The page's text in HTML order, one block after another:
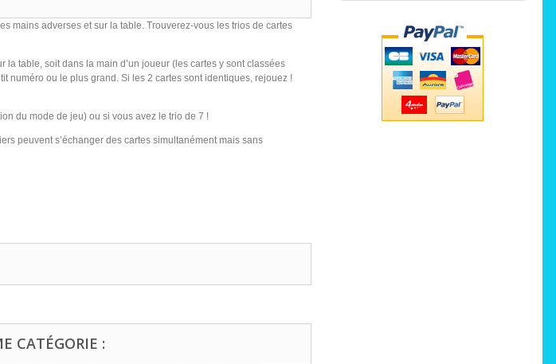
mains adverses et sur la table. Trouverez-vous les trios de cartes
la table, soit dans la main d’un joueur (les cartes y sont classées
numéro ou le plus grand. Si les 2 cartes sont identiques, rejouez !
du mode de jeu) ou si vous avez le trio de 7 !
peuvent s’échanger des cartes simultanément mais sans
CATÉGORIE :